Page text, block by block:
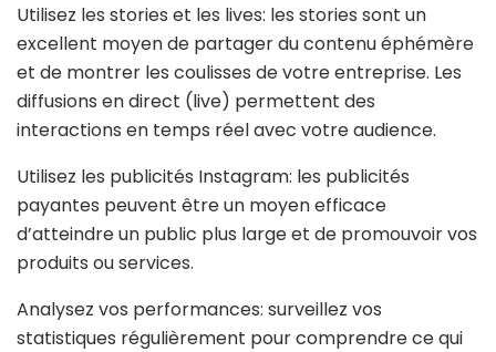
Utilisez les stories et les lives: les stories sont un
excellent moyen de partager du contenu éphémère
et de montrer les coulisses de votre entreprise. Les
diffusions en direct (live) permettent des
interactions en temps réel avec votre audience.
Utilisez les publicités Instagram: les publicités
payantes peuvent être un moyen efficace
d’atteindre un public plus large et de promouvoir vos
produits ou services.
Analysez vos performances: surveillez vos
statistiques régulièrement pour comprendre ce qui